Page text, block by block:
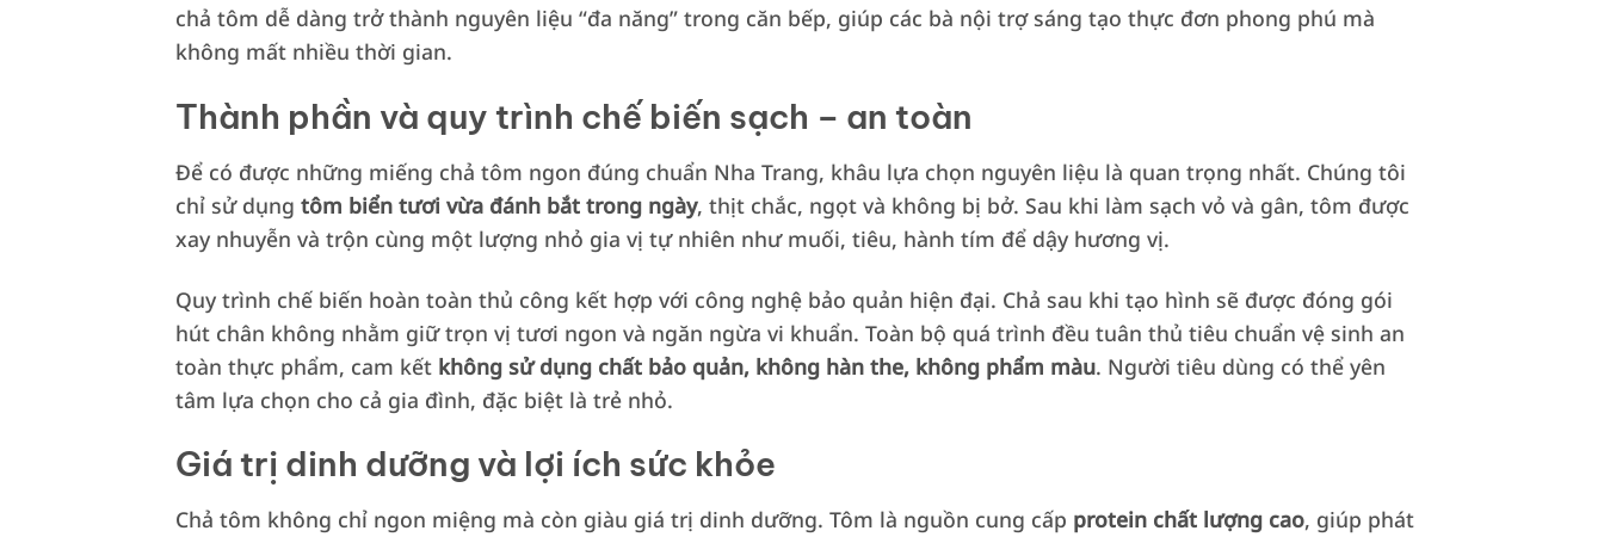
chả tôm dễ dàng trở thành nguyên liệu “đa năng” trong căn bếp, giúp các bà nội trợ sáng tạo thực đơn phong phú mà
không mất nhiều thời gian.
Thành phần và quy trình chế biến sạch – an toàn
Để có được những miếng chả tôm ngon đúng chuẩn Nha Trang, khâu lựa chọn nguyên liệu là quan trọng nhất. Chúng tôi
chỉ sử dụng tôm biển tươi vừa đánh bắt trong ngày, thịt chắc, ngọt và không bị bở. Sau khi làm sạch vỏ và gân, tôm được
xay nhuyễn và trộn cùng một lượng nhỏ gia vị tự nhiên như muối, tiêu, hành tím để dậy hương vị.
Quy trình chế biến hoàn toàn thủ công kết hợp với công nghệ bảo quản hiện đại. Chả sau khi tạo hình sẽ được đóng gói
hút chân không nhằm giữ trọn vị tươi ngon và ngăn ngừa vi khuẩn. Toàn bộ quá trình đều tuân thủ tiêu chuẩn vệ sinh an
toàn thực phẩm, cam kết không sử dụng chất bảo quản, không hàn the, không phẩm màu. Người tiêu dùng có thể yên
tâm lựa chọn cho cả gia đình, đặc biệt là trẻ nhỏ.
Giá trị dinh dưỡng và lợi ích sức khỏe
Chả tôm không chỉ ngon miệng mà còn giàu giá trị dinh dưỡng. Tôm là nguồn cung cấp protein chất lượng cao, giúp phát